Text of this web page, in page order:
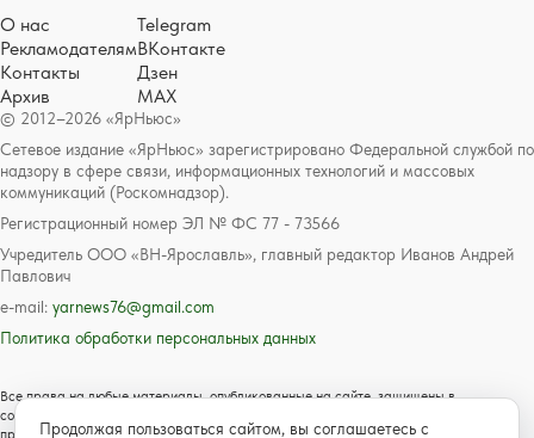
© 2012–2026 «ЯрНьюс»
Сетевое издание «ЯрНьюс» зарегистрировано Федеральной службой по
надзору в сфере связи, информационных технологий и массовых
коммуникаций (Роскомнадзор).
Регистрационный номер ЭЛ № ФС 77 - 73566
Учредитель ООО «ВН-Ярославль», главный редактор Иванов Андрей
Павлович
e-mail: yarnews76@gmail.com
Политика обработки персональных данных
Все права на любые материалы, опубликованные на сайте, защищены в
соответствии с российским и международным законодательством об авторском
О нас
Рекламодателям
Контакты
Архив
Telegram
ВКонтакте
Дзен
MAX
Продолжая пользоваться сайтом, вы соглашаетесь с